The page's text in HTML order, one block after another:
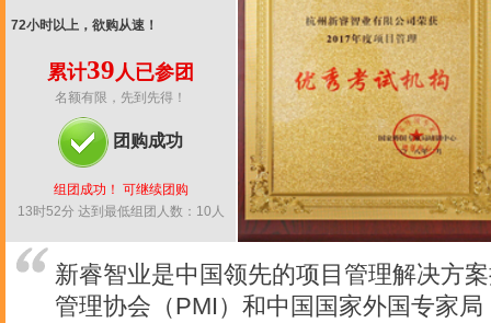
72小时以上，欲购从速！
累计39人已参团
名额有限，先到先得！
团购成功
组团成功！ 可继续团购
13时52分 达到最低组团人数：10人
新睿智业是中国领先的项目管理解决方
管理协会（PMI）和中国国家外国专家